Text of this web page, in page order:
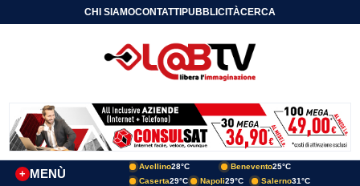
CHI SIAMOCONTATTIPUBBLICITÀCERCA
MENÙ
+
Avellino28°C Benevento25°C
Caserta29°C Napoli29°C Salerno31°C